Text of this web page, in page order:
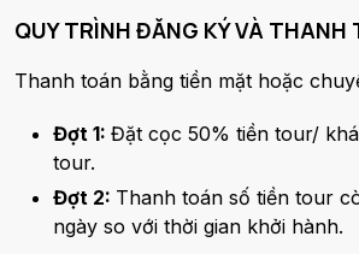
QUY TRÌNH ĐĂNG KÝ VÀ THANH
Thanh toán bằng tiền mặt hoặc
Đợt 1: Đặt cọc 50% tiền tour/
tour.
Đợt 2: Thanh toán số tiền tour
ngày so với thời gian khởi hành.